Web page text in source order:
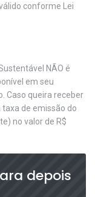
conforme Lei
NÃO é
em seu
Caso queira receber
de emissão do
no valor de R$
depois